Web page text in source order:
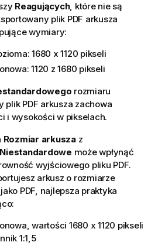
Reagujących, które nie są
plik PDF arkusza
wymiary:
1680 x 1120 pikseli
1120 z 1680 pikseli
rozmiaru
plik PDF arkusza zachowa
i wysokości w pikselach.
Rozmiar arkuszaz
Niestandardowe może wpłynąć
wyjściowego pliku PDF.
arkusz o rozmiarze
PDF, najlepsza praktyka
wartości 1680 x 1120 pikseli
1:1,5